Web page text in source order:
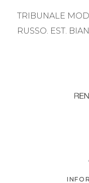
TRIBUNALE
RUSSO. EST.